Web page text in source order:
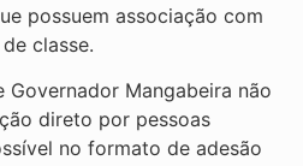
possuem associação com
classe.
Governador Mangabeira não
direto por pessoas
no formato de adesão